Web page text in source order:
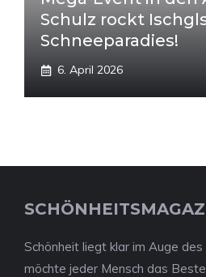
Schulz rockt
Schneeparadies!
6. April 2026
Schönheit liegt klar im Auge
möchte jeder Mensch das